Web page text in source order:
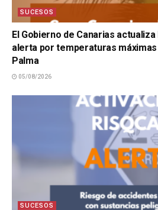
SUCESOS
El Gobierno de Canarias
alerta por temperaturas máximas
Palma
05/08/2026
SUCESOS